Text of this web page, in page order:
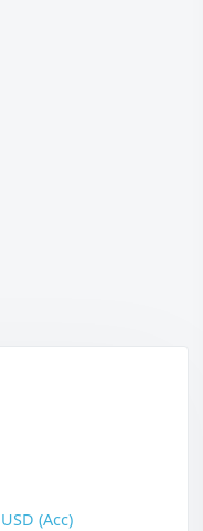
(Acc)